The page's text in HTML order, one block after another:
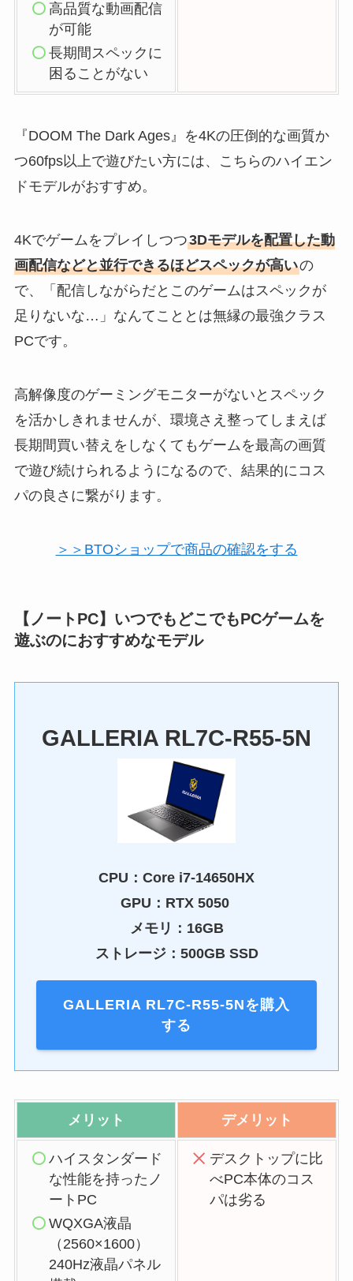
高品質な動画配信
が可能
長期間スペックに
困ることがない
『DOOM The Dark Ages』を4Kの圧倒的な画質か
つ60fps以上で遊びたい方には、こちらのハイエン
ドモデルがおすすめ。
4Kでゲームをプレイしつつ3Dモデルを配置した動
画配信などと並行できるほどスペックが高いの
で、「配信しながらだとこのゲームはスペックが
足りないな…」なんてこととは無縁の最強クラス
PCです。
高解像度のゲーミングモニターがないとスペック
を活かしきれませんが、環境さえ整ってしまえば
長期間買い替えをしなくてもゲームを最高の画質
で遊び続けられるようになるので、結果的にコス
パの良さに繋がります。
＞＞BTOショップで商品の確認をする
【ノートPC】いつでもどこでもPCゲームを
遊ぶのにおすすめなモデル
GALLERIA RL7C-R55-5N
CPU： Core i7-14650HX
GPU： RTX 5050
メモリ：16GB
ストレージ：500GB SSD
GALLERIA RL7C-R55-5Nを購入
する
メリット デメリット
ハイスタンダード
な性能を持ったノ
ートPC
WQXGA液晶
（2560×1600）
240Hz液晶パネル
デスクトップに比
べPC本体のコス
パは劣る